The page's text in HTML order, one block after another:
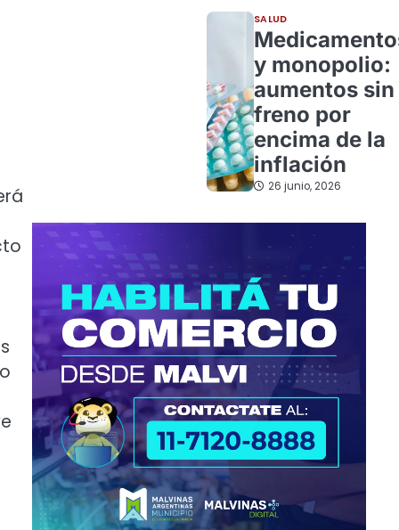
SALUD
y monopolio:
aumentos sin
freno por
encima de la
inflación
26 junio, 2026